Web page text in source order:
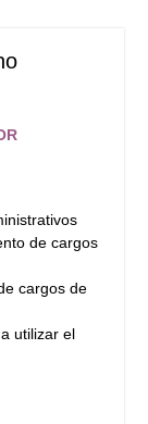
de cargos
cargos de
utilizar el